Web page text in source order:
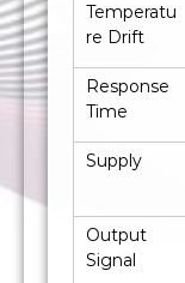
Temperatu
re Drift
Response
Time
Supply
Output
Signal